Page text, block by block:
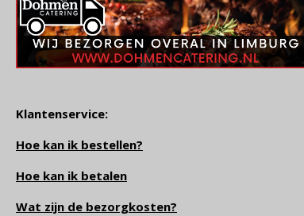
Klantenservice:
Hoe kan ik bestellen?
Hoe kan ik betalen
Wat zijn de bezorgkosten?